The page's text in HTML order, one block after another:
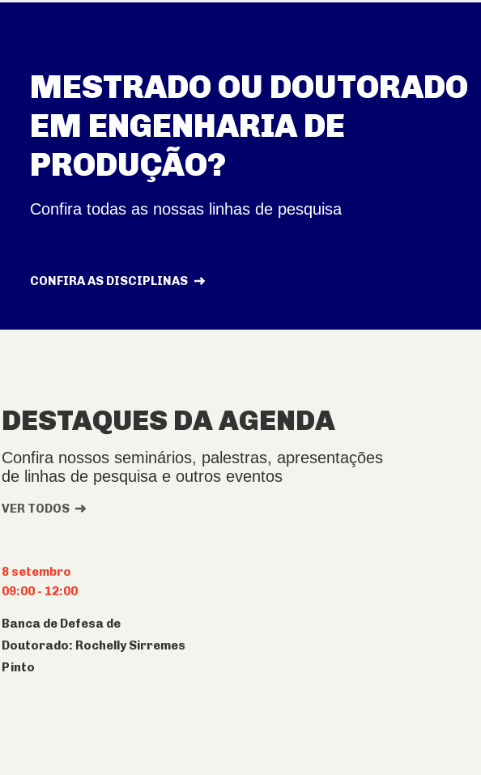
MESTRADO OU DOUTORADO
EM ENGENHARIA DE
PRODUÇÃO?
Confira todas as nossas linhas de pesquisa
CONFIRA AS DISCIPLINAS
DESTAQUES DA AGENDA
Confira nossos seminários, palestras, apresentações
de linhas de pesquisa e outros eventos
VER TODOS
8 setembro
09:00 - 12:00
Banca de Defesa de
Doutorado: Rochelly Sirremes
Pinto